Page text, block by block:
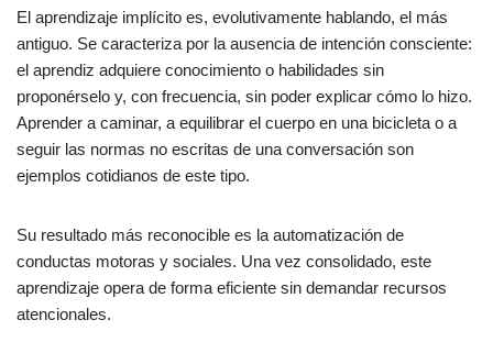
El aprendizaje implícito es, evolutivamente hablando, el más
antiguo. Se caracteriza por la ausencia de intención consciente:
el aprendiz adquiere conocimiento o habilidades sin
proponérselo y, con frecuencia, sin poder explicar cómo lo hizo.
Aprender a caminar, a equilibrar el cuerpo en una bicicleta o a
seguir las normas no escritas de una conversación son
ejemplos cotidianos de este tipo.
Su resultado más reconocible es la automatización de
conductas motoras y sociales. Una vez consolidado, este
aprendizaje opera de forma eficiente sin demandar recursos
atencionales.